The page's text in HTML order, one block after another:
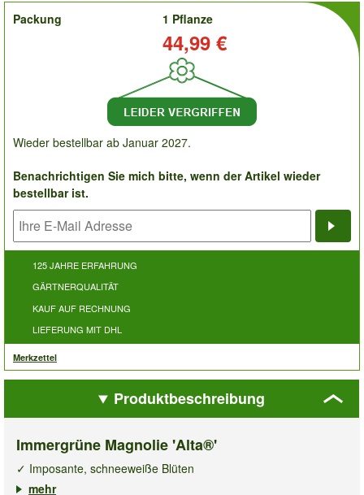
order
Packung
1 Pflanze
44,99 €
Wieder bestellbar ab Januar 2027.
Benachrichtigen Sie mich bitte, wenn der Artikel wieder
bestellbar ist.
125 JAHRE ERFAHRUNG
GÄRTNERQUALITÄT
KAUF AUF RECHNUNG
LIEFERUNG MIT DHL
Merkzettel
Produktbeschreibung
Immergrüne Magnolie 'Alta®'
✓ Imposante, schneeweiße Blüten
✓ Herrlich duftend
mehr